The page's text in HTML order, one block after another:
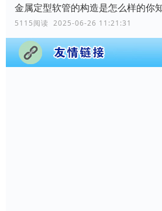
金属定型软管的构造是怎么样的你
5115阅读 2025-06-26 11:21:31